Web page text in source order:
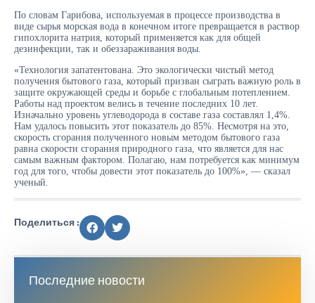
По словам Гарибова, используемая в процессе производства в
виде сырья морская вода в конечном итоге превращается в раствор
гипохлорита натрия, который применяется как для общей
дезинфекции, так и обеззараживания воды.
«Технология запатентована. Это экологически чистый метод
получения бытового газа, который призван сыграть важную роль в
защите окружающей среды и борьбе с глобальным потеплением.
Работы над проектом велись в течение последних 10 лет.
Изначально уровень углеводорода в составе газа составлял 1,4%.
Нам удалось повысить этот показатель до 85%. Несмотря на это,
скорость сгорания полученного новым методом бытового газа
равна скорости сгорания природного газа, что является для нас
самым важным фактором. Полагаю, нам потребуется как минимум
год для того, чтобы довести этот показатель до 100%», — сказал
ученый.
Поделиться :
Последние новости